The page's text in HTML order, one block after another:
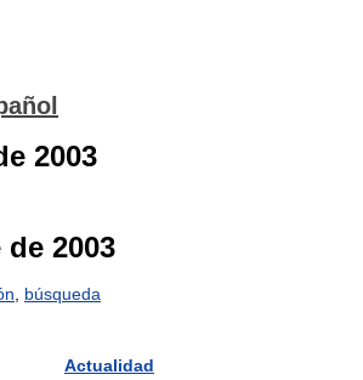
2003
2003
búsqueda
Actualidad